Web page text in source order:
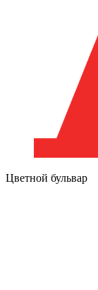
Цветной бульвар